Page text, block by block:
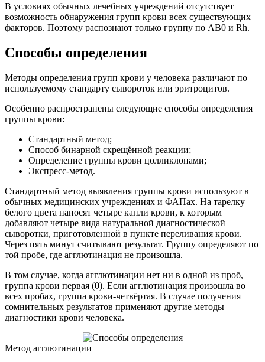
В условиях обычных лечебных учреждений отсутствует
возможность обнаружения групп крови всех существующих
факторов. Поэтому распознают только группу по АВ0 и Rh.
Способы определения
Методы определения групп крови у человека различают по
используемому стандарту сывороток или эритроцитов.
Особенно распространены следующие способы определения
группы крови:
Стандартный метод;
Способ бинарной скрещённой реакции;
Определение группы крови цолликлонами;
Экспресс-метод.
Стандартный метод выявления группы крови используют в
обычных медицинских учреждениях и ФАПах. На тарелку
белого цвета наносят четыре капли крови, к которым
добавляют четыре вида натуральной диагностической
сыворотки, приготовленной в пункте переливания крови.
Через пять минут считывают результат. Группу определяют по
той пробе, где агглютинация не произошла.
В том случае, когда агглютинации нет ни в одной из проб,
группа крови первая (0). Если агглютинация произошла во
всех пробах, группа крови-четвёртая. В случае получения
сомнительных результатов применяют другие методы
диагностики крови человека.
Метод агглютинации